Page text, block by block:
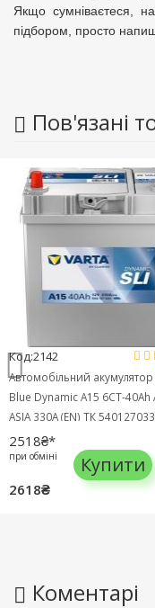
Якщо сумніваєтеся,
підбором, просто
Пов'язані
Код:2142
Автомобільний акумулятор
Blue Dynamic A15 6СТ-40Ah Аз
ASIA 330A (EN) ТК 540127033
2518₴*
при обміні
2618₴
Купити
Коментарі